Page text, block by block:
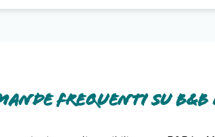
frequenti su B&B